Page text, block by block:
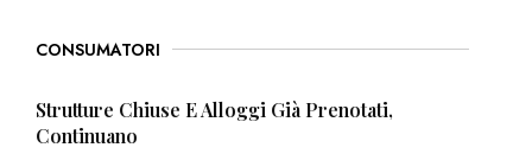
CONSUMATORI
Strutture Chiuse E Alloggi Già Prenotati,
Continuano